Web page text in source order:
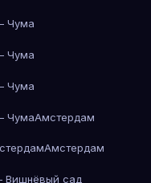
Чума
Чума
Чума
ЧумаАмстердам
Амстердам
Вишнёвый сад